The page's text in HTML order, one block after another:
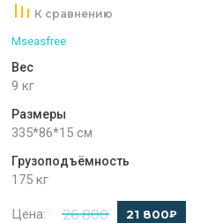
К сравнению
Mseasfree
Вес
9 кг
Размеры
335*86*15 см
Грузоподъёмность
175 кг
Цена: 26 800 21 800₽